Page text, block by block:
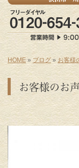
HOME » ブログ» お客様
お客様のお声